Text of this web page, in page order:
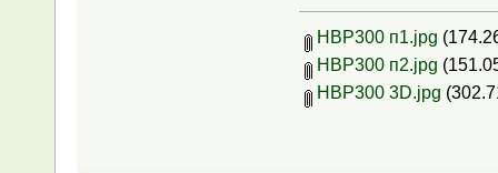
НВР300 п1.jpg
НВР300 п2.jpg
НВР300 3D.jpg